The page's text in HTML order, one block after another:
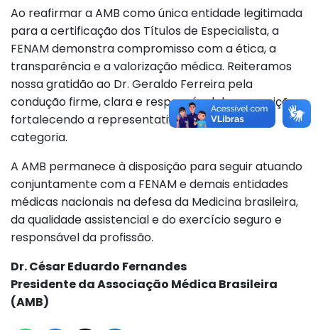
Ao reafirmar a AMB como única entidade legitimada
para a certificação dos Títulos de Especialista, a
FENAM demonstra compromisso com a ética, a
transparência e a valorização médica. Reiteramos
nossa gratidão ao Dr. Geraldo Ferreira pela
condução firme, clara e responsável dessa posição,
fortalecendo a representatividade e a união da
categoria.
A AMB permanece à disposição para seguir atuando
conjuntamente com a FENAM e demais entidades
médicas nacionais na defesa da Medicina brasileira,
da qualidade assistencial e do exercício seguro e
responsável da profissão.
Dr. César Eduardo Fernandes
Presidente da Associação Médica Brasileira
(AMB)